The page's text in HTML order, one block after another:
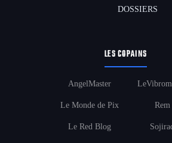
DOSSIERS
LES COPAINS
AngelMaster
Le Monde de Pix
Le Red Blog
Rem